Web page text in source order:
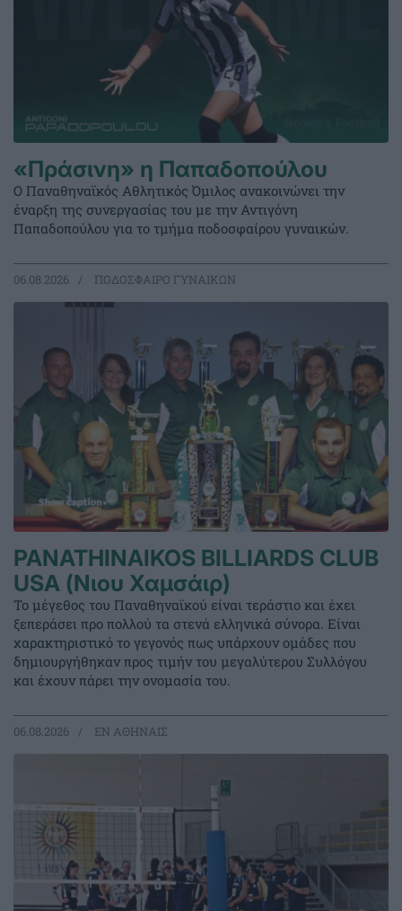
«Πράσινη» η Παπαδοπούλου
Ο Παναθηναϊκός Αθλητικός Όμιλος ανακοινώνει την
έναρξη της συνεργασίας του με την Αντιγόνη
Παπαδοπούλου για το τμήμα ποδοσφαίρου γυναικών.
06.08.2026 ΠΟΔΟΣΦΑΙΡΟ ΓΥΝΑΙΚΩΝ
PANATHINAIKOS BILLIARDS CLUB
USA (Νιου Χαμσάιρ)
Το μέγεθος του Παναθηναϊκού είναι τεράστιο και έχει
ξεπεράσει προ πολλού τα στενά ελληνικά σύνορα. Είναι
χαρακτηριστικό το γεγονός πως υπάρχουν ομάδες που
δημιουργήθηκαν προς τιμήν του μεγαλύτερου Συλλόγου
και έχουν πάρει την ονομασία του.
06.08.2026 EΝ ΑΘΗΝΑΙΣ